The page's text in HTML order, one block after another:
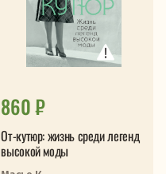
860 ₽
От-кутюр: жизнь среди легенд
высокой моды